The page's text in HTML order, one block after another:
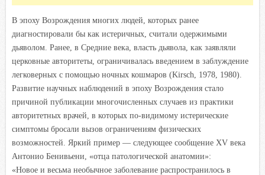
В эпоху Возрождения многих людей, которых ранее
диагностировали бы как истеричных, считали одержимыми
дьяволом. Ранее, в Средние века, власть дьявола, как заявляли
церковные авторитеты, ограничивалась введением в заблуждение
легковерных с помощью ночных кошмаров (Kirsch, 1978, 1980).
Развитие научных наблюдений в эпоху Возрождения стало
причиной публикации многочисленных случаев из практики
авторитетных врачей, в которых по-видимому истерические
симптомы бросали вызов ограничениям физических
возможностей. Яркий пример — следующее сообщение XV века
Антонио Бенивьени, «отца патологической анатомии»:
«Новое и весьма необычное заболевание распространилось в